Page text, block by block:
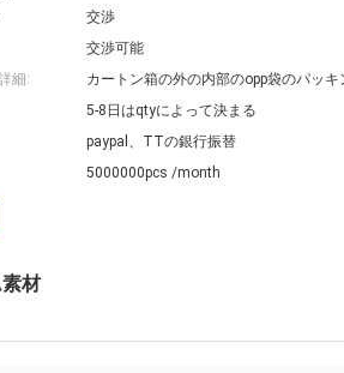
交渉
交渉可能
細:
カートン箱の外の内部のopp袋のパッキ
5-8日はqtyによって決まる
paypal、TTの銀行振替
5000000pcs /month
材